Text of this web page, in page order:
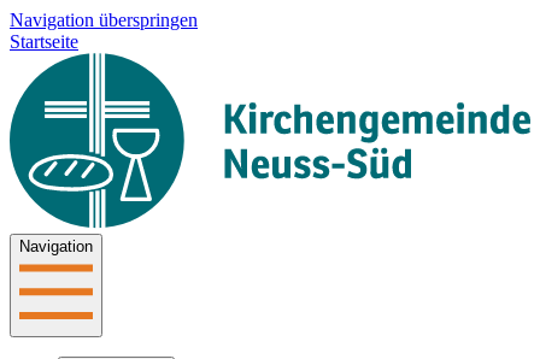
Navigation überspringen
Startseite
Navigation